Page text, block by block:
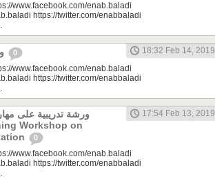
www.facebook.com/enab.baladi
https://twitter.com/enabbaladi
0
18:32 Feb 14, 2019
www.facebook.com/enab.baladi
https://twitter.com/enabbaladi
ورشة تدريبية على
0
17:54 Feb 13, 2019
www.facebook.com/enab.baladi
https://twitter.com/enabbaladi